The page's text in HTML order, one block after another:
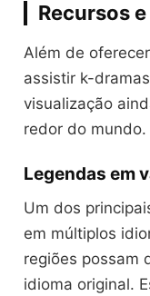
Recursos
Além de
assistir k-
visualização
redor do mundo.
Legendas em
Um dos
em múltiplos
regiões possam
idioma original.